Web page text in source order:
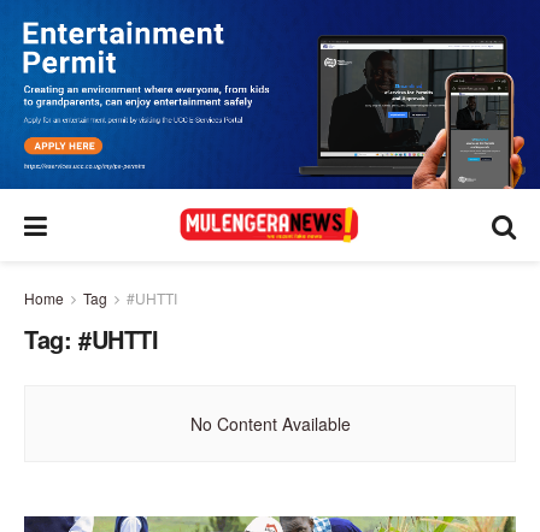
Home Tag #UHTTI
Tag: #UHTTI
No Content Available